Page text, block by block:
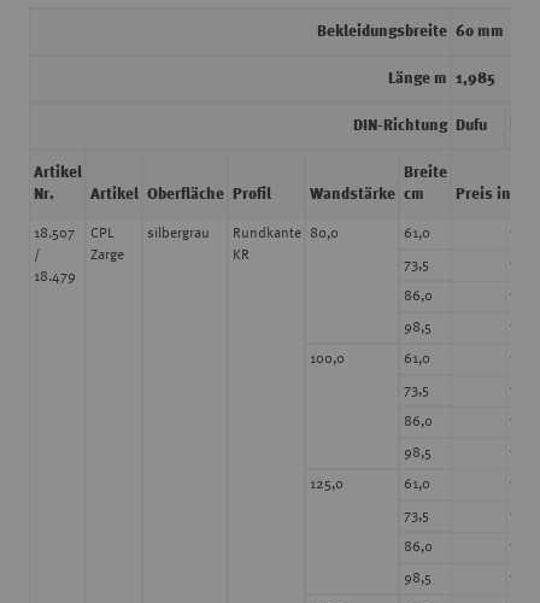
18.507
/
18.479
CPL
Zarge
silbergrau
Rundkante
KR
80,0 61,0
73,5
86,0
98,5
100,0 61,0
73,5
86,0
98,5
125,0 61,0
73,5
86,0
98,5
Bekleidungsbreite 60 mm
Länge m 1,985
DIN-Richtung Dufu
Artikel
Nr.
Artikel Oberfläche Profil Wandstärke
Breite
cm
Preis in € /